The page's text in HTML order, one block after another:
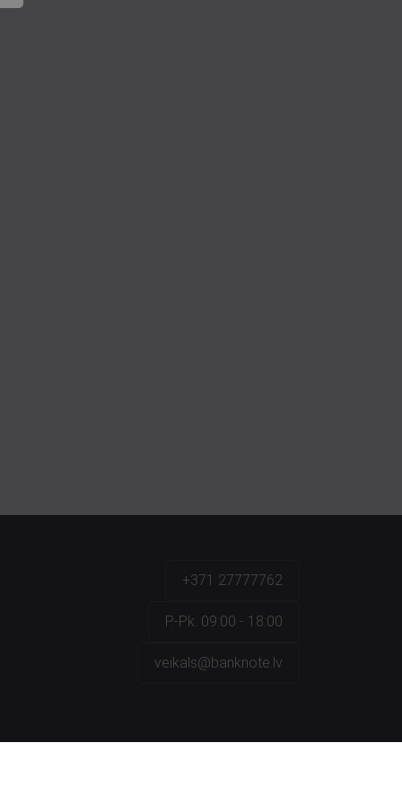
+371 27777762
P.-Pk. 09:00 - 18:00
veikals@banknote.lv